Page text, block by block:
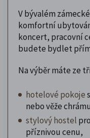
V bývalém
komfortní
koncert, pracovní
budete bydlet
Na výběr máte ze
hotelové pokoje
nebo věže
stylový hostel
příznivou cenu,